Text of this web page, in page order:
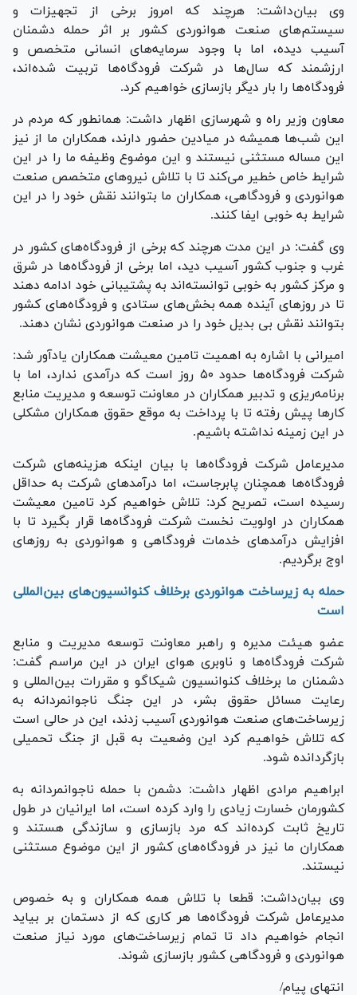
وی بیان‌داشت: هرچند که امروز برخی از تجهیزات و
سیستم‌های صنعت هوانوردی کشور بر اثر حمله دشمنان
آسیب دیده، اما با وجود سرمایه‌های انسانی متخصص و
ارزشمند که سال‌ها در شرکت فرودگاه‌ها تربیت شده‌اند،
فرودگاه‌ها را بار دیگر بازسازی خواهیم کرد.
معاون وزیر راه و شهرسازی اظهار داشت: همانطور که مردم در
این شب‌ها همیشه در میادین حضور دارند، همکاران ما از نیز
این مساله مستثنی نیستند و این موضوع وظیفه ما را در این
شرایط خاص خطیر می‌کند تا با تلاش نیرو‌های متخصص صنعت
هوانوردی و فرودگاهی، همکاران ما بتوانند نقش خود را در این
شرایط به خوبی ایفا کنند.
وی گفت: در این مدت هرچند که برخی از فرودگاه‌های کشور در
غرب و جنوب کشور آسیب دید، اما برخی از فرودگاه‌ها در شرق
و مرکز کشور به خوبی توانسته‌اند به پشتیبانی خود ادامه دهند
تا در روز‌های آینده همه بخش‌های ستادی و فرودگاه‌های کشور
بتوانند نقش بی بدیل خود را در صنعت هوانوردی نشان دهند.
امیرانی با اشاره به اهمیت تامین معیشت همکاران یادآور شد:
شرکت فرودگاه‌ها حدود ۵۰ روز است که درآمدی ندارد، اما با
برنامه‌ریزی و تدبیر همکاران در معاونت توسعه و مدیریت منابع
کار‌ها پیش رفته تا با پرداخت به موقع حقوق همکاران مشکلی
در این زمینه نداشته باشیم.
مدیرعامل شرکت فرودگاه‌ها با بیان اینکه هزینه‌های شرکت
فرودگاه‌ها همچنان پابرجاست، اما درآمد‌های شرکت به حداقل
رسیده است، تصریح کرد: تلاش خواهیم کرد تامین معیشت
همکاران در اولویت نخست شرکت فرودگاه‌ها قرار بگیرد تا با
افزایش درآمد‌های خدمات فرودگاهی و هوانوردی به روز‌های
اوج برگردیم.
حمله به زیرساخت هوانوردی برخلاف کنوانسیون‌های بین‌المللی
است
عضو هیئت مدیره و راهبر معاونت توسعه مدیریت و منابع
شرکت فرودگاه‌ها و ناوبری هوای ایران در این مراسم گفت:
دشمنان ما برخلاف کنوانسیون شیکاگو و مقررات بین‌المللی و
رعایت مسائل حقوق بشر، در این جنگ ناجوانمردانه به
زیرساخت‌های صنعت هوانوردی آسیب زدند، این در حالی است
که تلاش خواهیم کرد این وضعیت به قبل از جنگ تحمیلی
بازگردانده شود.
ابراهیم مرادی اظهار داشت: دشمن با حمله ناجوانمردانه به
کشورمان خسارت زیادی را وارد کرده است، اما ایرانیان در طول
تاریخ ثابت کرده‌اند که مرد بازسازی و سازندگی هستند و
همکاران ما نیز در فرودگاه‌های کشور از این موضوع مستثنی
نیستند.
وی بیان‌داشت: قطعا با تلاش همه همکاران و به خصوص
مدیرعامل شرکت فرودگاه‌ها هر کاری که از دستمان بر بیاید
انجام خواهیم داد تا تمام زیرساخت‌های مورد نیاز صنعت
هوانوردی و فرودگاهی کشور بازسازی شوند.
انتهای پیام/